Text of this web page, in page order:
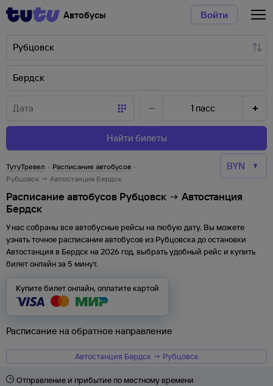
Автобусы Войти
1 пасс
Найти билеты
ТутуТревел · Расписание автобусов ·
Рубцовск → Автостанция Бердск
Расписание автобусов Рубцовск → Автостанция
Бердск
У нас собраны все автобусные рейсы на любую дату. Вы можете
узнать точное расписание автобусов из Рубцовска доостановки
Автостанция в Бердск на 2026 год, выбрать удобный рейс и купить
билет онлайн за 5 минут.
Купите билет онлайн, оплатите картой
Расписание на обратное направление
Автостанция Бердск → Рубцовск
Отправление и прибытие по местному времени